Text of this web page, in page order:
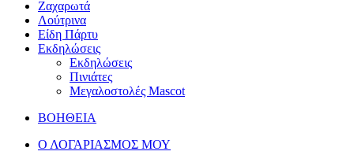
Ζαχαρωτά
Λούτρινα
Είδη Πάρτυ
Εκδηλώσεις
Εκδηλώσεις
Πινιάτες
Μεγαλοστολές Mascot
ΒΟΗΘΕΙΑ
Ο ΛΟΓΑΡΙΑΣΜΟΣ ΜΟΥ